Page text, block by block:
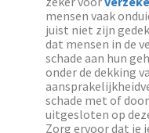
mensen vaak
juist niet zijn
dat mensen in de
schade aan hun
onder de dekking
schade met of
uitgesloten op
Zorg ervoor dat je